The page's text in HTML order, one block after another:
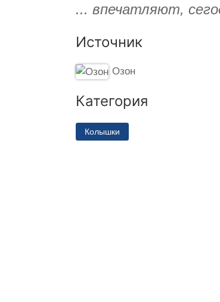
... впечатляют,
Источник
Озон
Категория
Колышки